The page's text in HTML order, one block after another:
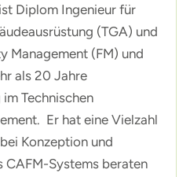
Diplom Ingenieur für
(TGA) und
Management (FM) und
als 20 Jahre
Technischen
Er hat eine Vielzahl
Konzeption und
CAFM-Systems beraten